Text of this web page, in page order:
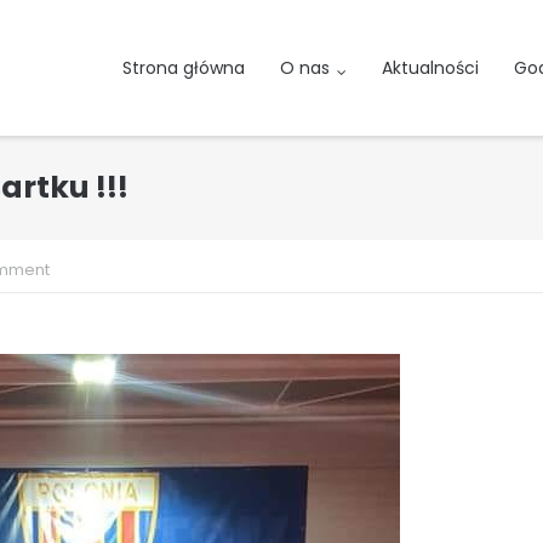
Strona główna O nas Aktualności
!!!